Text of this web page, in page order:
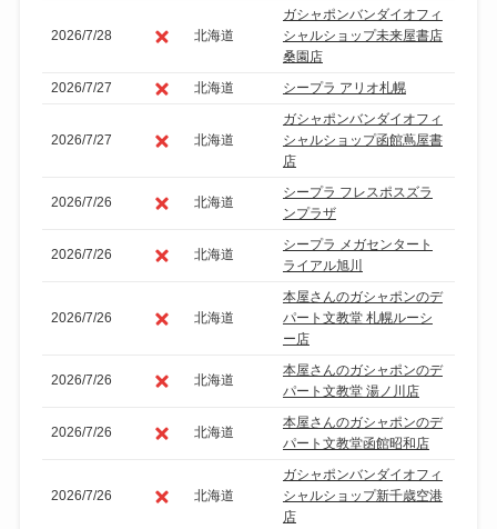
2026/7/28 北海道
ガシャポンバンダイオフィ
シャルショップ未来屋書店
桑園店
2026/7/27
北海道 シープラ アリオ札幌
2026/7/27 北海道
ガシャポンバンダイオフィ
シャルショップ函館蔦屋書
店
2026/7/26 北海道
シープラ フレスポスズラ
ンプラザ
2026/7/26 北海道
シープラ メガセンタート
ライアル旭川
2026/7/26 北海道
本屋さんのガシャポンのデ
パート文教堂 札幌ルーシ
ー店
2026/7/26 北海道
本屋さんのガシャポンのデ
パート文教堂 湯ノ川店
2026/7/26 北海道
本屋さんのガシャポンのデ
パート文教堂函館昭和店
2026/7/26 北海道
ガシャポンバンダイオフィ
シャルショップ新千歳空港
店